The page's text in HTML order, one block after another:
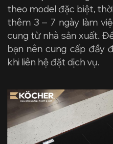
theo model đặc biệt,
thêm 3 – 7 ngày làm
cung từ nhà sản xuất.
bạn nên cung cấp đầy
khi liên hệ đặt dịch vụ.